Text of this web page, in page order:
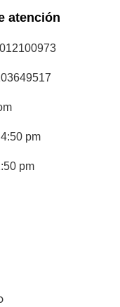
atención
pm
pm